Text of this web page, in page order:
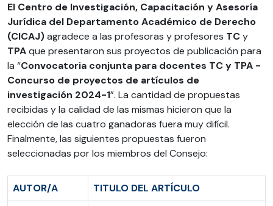
El Centro de Investigación, Capacitación y Asesoría
Jurídica del Departamento Académico de Derecho
(CICAJ)agradece a las profesoras y profesores TCy
TPAque presentaron sus proyectos de publicación para
la “Convocatoria conjunta para docentes TC y TPA -
Concurso de proyectos de artículos de
investigación 2024-1”. La cantidad de propuestas
recibidas y la calidad de las mismas hicieron que la
elección de las cuatro ganadoras fuera muy difícil.
Finalmente, las siguientes propuestas fueron
seleccionadas por los miembros del Consejo:
AUTOR/A
TITULO DEL ARTÍCULO